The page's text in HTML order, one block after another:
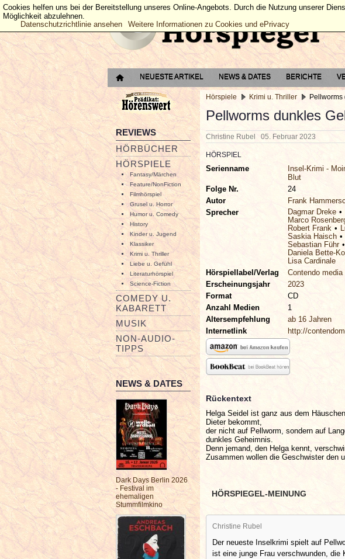
NEUESTE ARTIKEL NEWS & DATES BERICHTE
REVIEWS
HÖRBÜCHER
HÖRSPIELE
Fantasy/Märchen
Feature/NonFiction
Filmhörspiel
Grusel u. Horror
Humor u. Comedy
History
Kinder u. Jugend
Klassiker
Krimi u. Thriller
Liebe u. Gefühl
Literaturhörspiel
Science-Fiction
COMEDY U.
KABARETT
MUSIK
NON-AUDIO-
TIPPS
NEWS & DATES
Dark Days Berlin 2026
- Festival im
ehemaligen
Stummfilmkino
Hörspiele Krimi u. Thriller
Pellworms dunkles
Christine Rubel 05. Februar 2023
HÖRSPIEL
Serienname
Insel-Krimi -
Blut
Folge Nr.
24
Autor
Frank
Sprecher
Dagmar Dreke
Marco
Robert Frank
Saskia Haisch
Sebastian Führ
Daniela Bette-
Lisa Cardinale
Hörspiellabel/Verlag
Contendo media
Erscheinungsjahr
2023
Format
CD
Anzahl Medien
1
Altersempfehlung
ab 16 Jahren
Internetlink
http://
Rückentext
Helga Seidel ist ganz aus dem
Dieter bekommt,
der nicht auf Pellworm, sondern auf
dunkles Geheimnis.
Denn jemand, den Helga kennt,
Zusammen wollen die Geschwister den
HÖRSPIEGEL-MEINUNG
Christine Rubel
Der neueste Inselkrimi spielt auf
ist eine junge Frau verschwunden, die
Cookies helfen uns bei der Bereitstellung unseres Online-Angebots. Durch die Nutzung unserer
Möglichkeit abzulehnen.
Datenschutzrichtlinie ansehen
Weitere Informationen zu Cookies und ePrivacy